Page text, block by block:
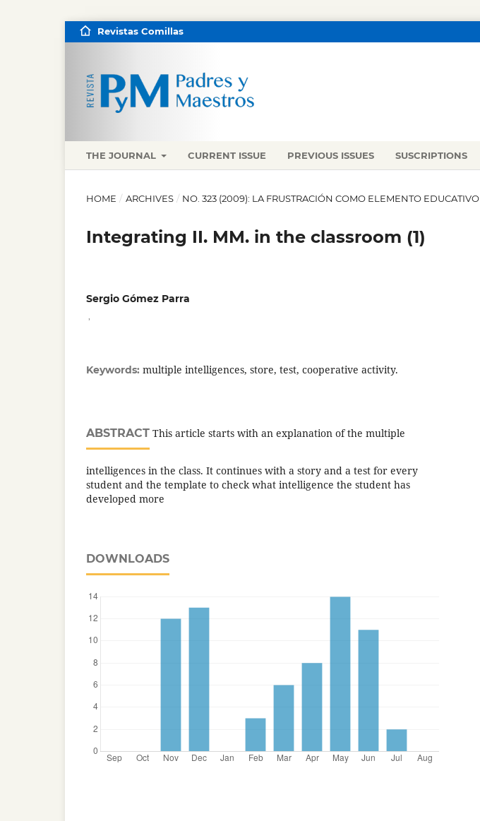
THE JOURNAL CURRENT ISSUE PREVIOUS ISSUES SUSCRIPTIONS
Revistas Comillas
HOME / ARCHIVES / NO. 323 (2009): LA FRUSTRACIÓN COMO ELEMENTO EDUCATIVO
Integrating II. MM. in the classroom (1)
Sergio Gómez Parra
Keywords: multiple intelligences, store, test, cooperative activity.
ABSTRACT This article starts with an explanation of the multiple
intelligences in the class. It continues with a story and a test for every
student and the template to check what intelligence the student has
developed more
DOWNLOADS